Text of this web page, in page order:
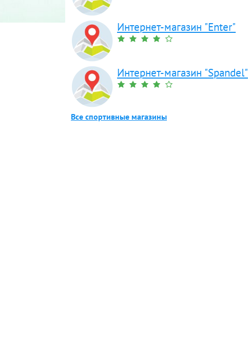
Интернет-магазин "Enter"
Интернет-магазин "Spandel"
Все спортивные магазины